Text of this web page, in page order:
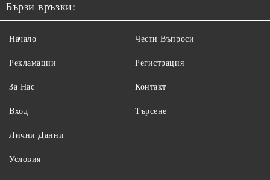
Бързи връзки:
Начало
Рекламации
За Нас
Вход
Чести Въпроси
Регистрация
Контакт
Търсене
Лични Данни
Условия